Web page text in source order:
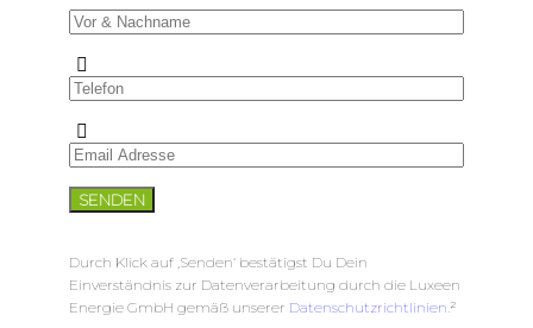
Durch Klick auf ‚Senden‘ bestätigst Du Dein
Einverständnis zur Datenverarbeitung durch die Luxeen
Energie GmbH gemäß unserer Datenschutzrichtlinien.²